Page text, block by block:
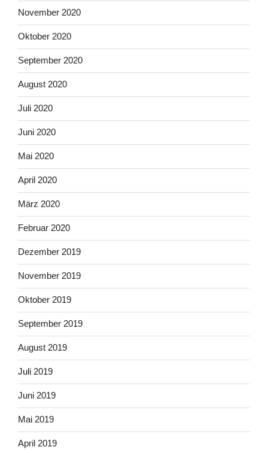
November 2020
Oktober 2020
September 2020
August 2020
Juli 2020
Juni 2020
Mai 2020
April 2020
März 2020
Februar 2020
Dezember 2019
November 2019
Oktober 2019
September 2019
August 2019
Juli 2019
Juni 2019
Mai 2019
April 2019